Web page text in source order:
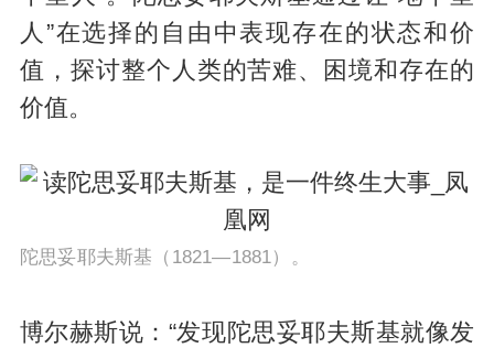
人”在选择的自由中表现存在的状态和价
值，探讨整个人类的苦难、困境和存在的
价值。
陀思妥耶夫斯基（1821—1881）。
博尔赫斯说：“发现陀思妥耶夫斯基就像发